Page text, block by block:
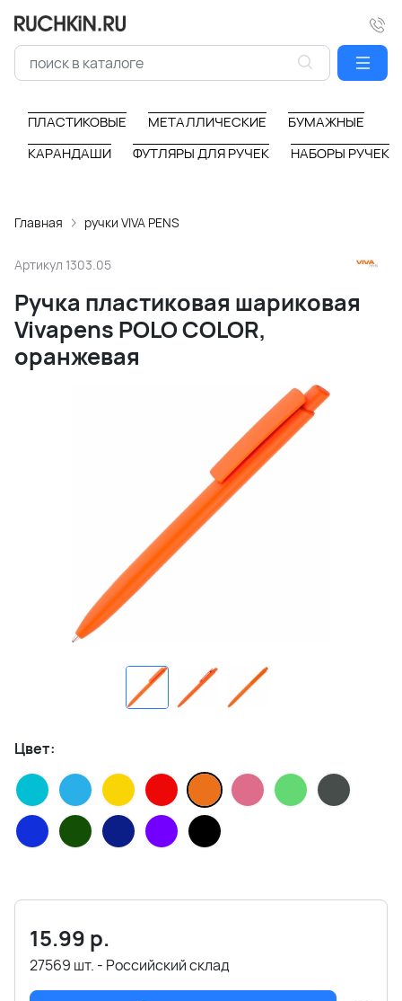
ПЛАСТИКОВЫЕ МЕТАЛЛИЧЕСКИЕ
БУМАЖНЫЕ
КАРАНДАШИ
ФУТЛЯРЫ ДЛЯ РУЧЕК НАБОРЫ РУЧЕК
Главная ручки VIVA PENS
Артикул 1303.05
Ручка пластиковая шариковая
Vivapens POLO COLOR,
оранжевая
Цвет:
15.99 р.
27569 шт. - Российский склад